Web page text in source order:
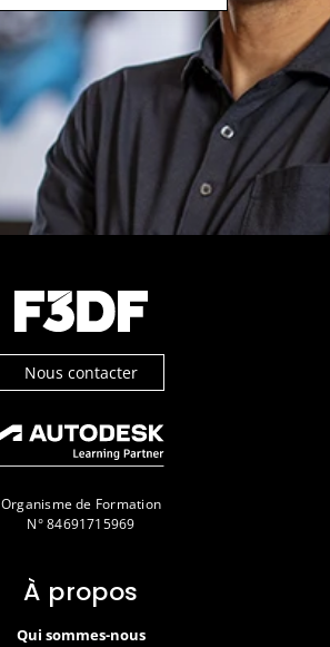
Nous contacter
Organisme de Formation
N° 84691715969
À propos
Qui sommes-nous